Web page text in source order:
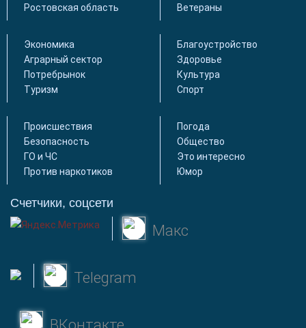
Ростовская область
Ветераны
Экономика
Аграрный сектор
Потребрынок
Туризм
Благоустройство
Здоровье
Культура
Спорт
Происшествия
Безопасность
ГО и ЧС
Против наркотиков
Погода
Общество
Это интересно
Юмор
Счетчики, соцсети
Макс
Telegram